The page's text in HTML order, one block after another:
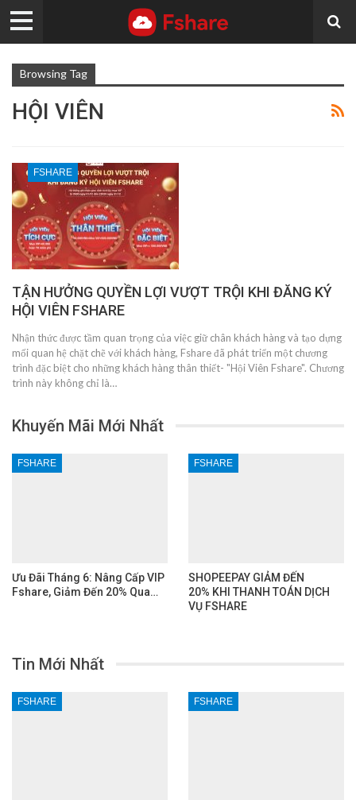
Browsing Tag
HỘI VIÊN
FSHARE
TẬN HƯỞNG QUYỀN LỢI VƯỢT TRỘI KHI ĐĂNG KÝ
HỘI VIÊN FSHARE
Nhận thức được tầm quan trọng của việc giữ chân khách hàng và tạo dựng
mối quan hệ chặt chẽ với khách hàng, Fshare đã phát triển một chương
trình đặc biệt cho những khách hàng thân thiết- "Hội Viên Fshare". Chương
trình này không chỉ là…
Khuyến Mãi Mới Nhất
FSHARE
Ưu Đãi Tháng 6: Nâng Cấp VIP
Fshare, Giảm Đến 20% Qua…
FSHARE
SHOPEEPAY GIẢM ĐẾN
20% KHI THANH TOÁN DỊCH
VỤ FSHARE
Tin Mới Nhất
FSHARE FSHARE